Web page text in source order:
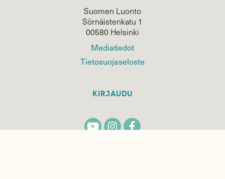
Suomen Luonto
Sörnäistenkatu 1
00580 Helsinki
Mediatiedot
Tietosuojaseloste
KIRJAUDU